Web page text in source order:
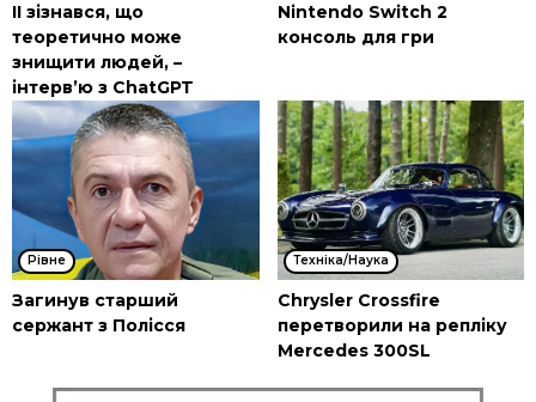
ІІ зізнався, що
теоретично може
знищити людей, –
інтерв’ю з ChatGPT
Nintendo Switch 2
консоль для гри
Рівне
Загинув старший
сержант з Полісся
Техніка/Наука
Chrysler Crossfire
перетворили на репліку
Mercedes 300SL